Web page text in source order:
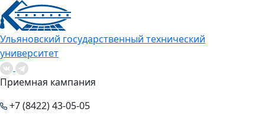
Ульяновский государственный технический
университет
Приемная кампания
+7 (8422) 43-05-05